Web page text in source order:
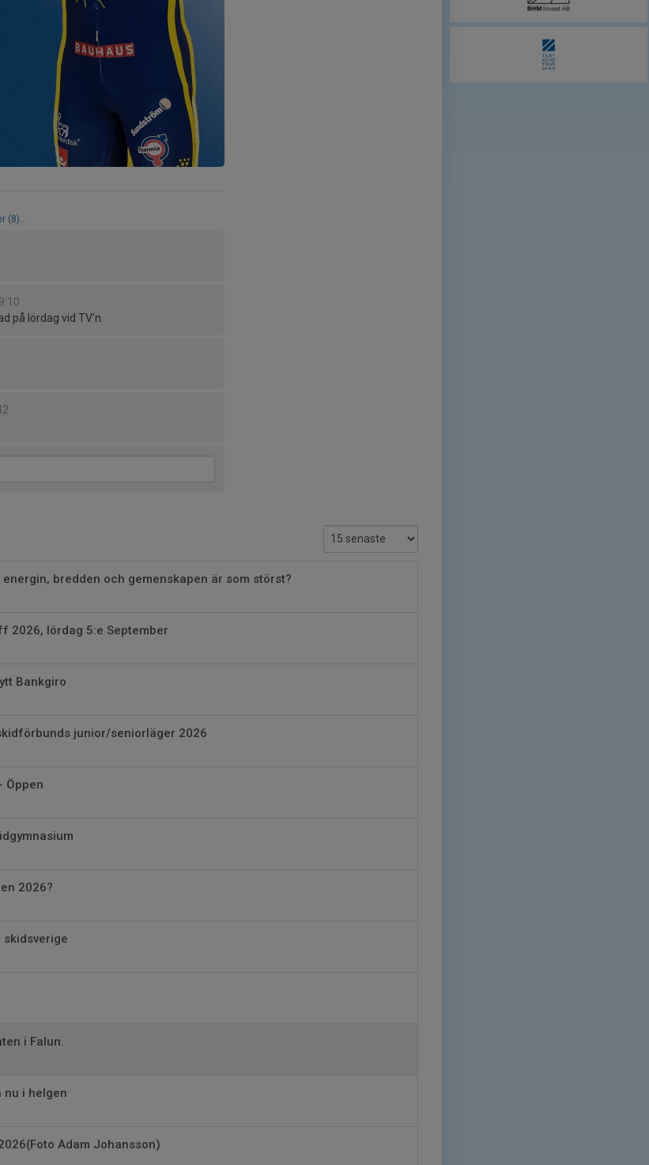
(8)...
på lördag vid TV’n.
bredden och gemenskapen är som störst?
2026, lördag 5:e September
Bankgiro
junior/seniorläger 2026
Öppen
2026?
skidsverige
i Falun.
nu i helgen
Adam Johansson)